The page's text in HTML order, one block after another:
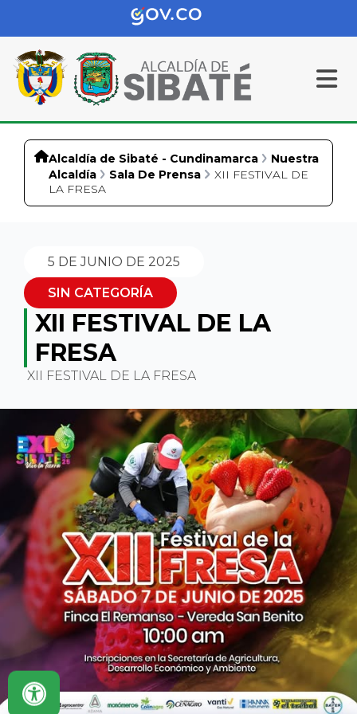
Alcaldía de Sibaté - Cundinamarca
Nuestra
Alcaldía
Sala De Prensa
XII FESTIVAL DE
LA FRESA
5 DE JUNIO DE 2025
SIN CATEGORÍA
XII FESTIVAL DE LA
FRESA
XII FESTIVAL DE LA FRESA